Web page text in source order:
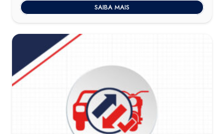
R$400,00.R$379,00.
SAIBA MAIS